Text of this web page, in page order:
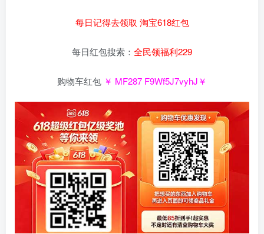
每日记得去领取 淘宝618红包
每日红包搜索： 全民领福利229
购物车红包 ￥ MF287 F9Wf5J7vyhJ￥